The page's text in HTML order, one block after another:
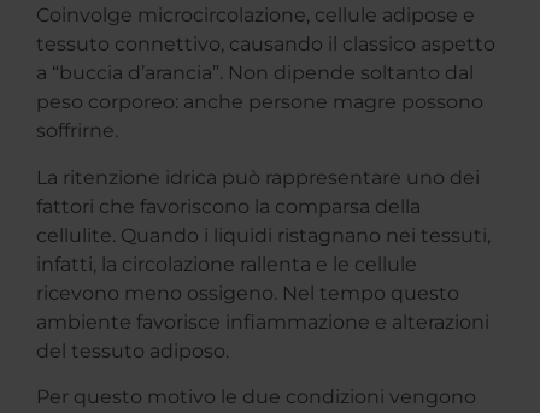
Coinvolge microcircolazione, cellule adipose e
tessuto connettivo, causando il classico aspetto
a “buccia d’arancia”. Non dipende soltanto dal
peso corporeo: anche persone magre possono
soffrirne.
La ritenzione idrica può rappresentare uno dei
fattori che favoriscono la comparsa della
cellulite. Quando i liquidi ristagnano nei tessuti,
infatti, la circolazione rallenta e le cellule
ricevono meno ossigeno. Nel tempo questo
ambiente favorisce infiammazione e alterazioni
del tessuto adiposo.
Per questo motivo le due condizioni vengono